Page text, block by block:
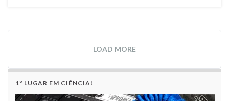
LOAD MORE
1º LUGAR EM CIÊNCIA!